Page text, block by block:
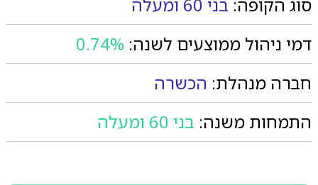
דמי ניהול ממוצעים לשנה: 0.74%
חברה מנהלת: הכשרה
התמחות משנה: בני 60 ומעלה